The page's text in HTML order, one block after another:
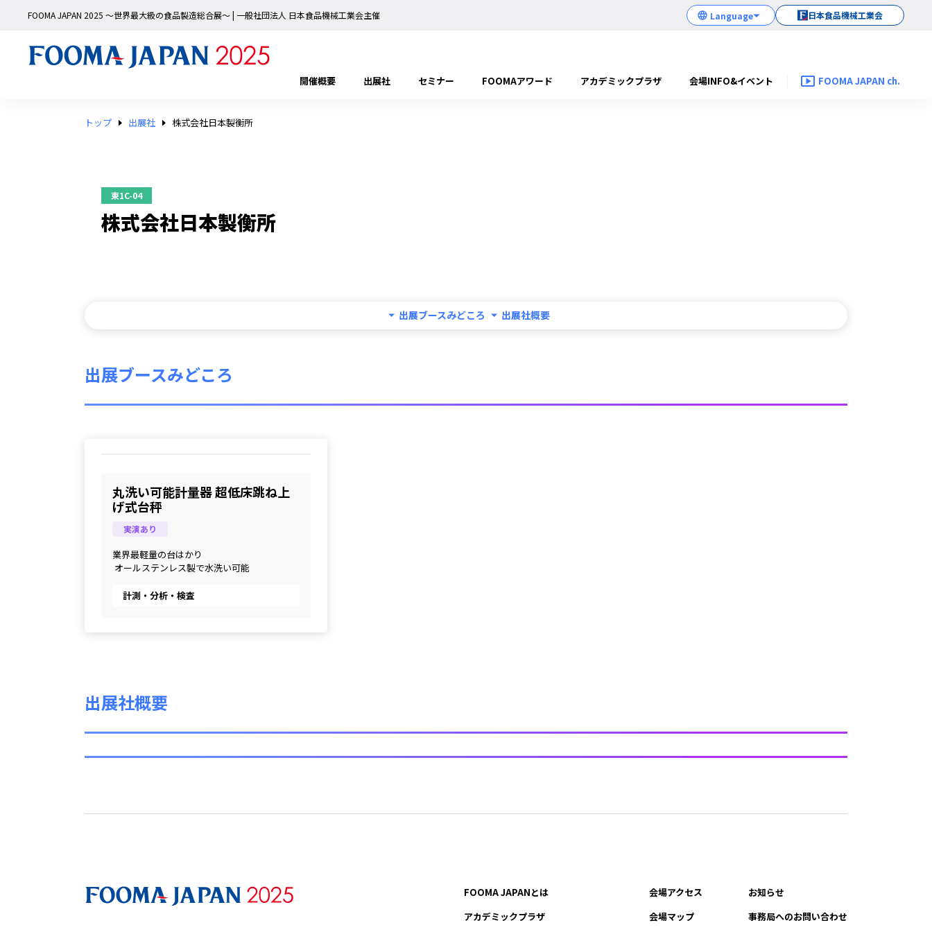
FOOMA JAPAN 2025 〜世界最大級の食品製造総合展〜 | 一般社団法人 日本食品機械工業会主催 日本食品機械工業会
開催概要 出展社 セミナー FOOMAアワード アカデミックプラザ 会場INFO&イベント FOOMA JAPAN ch.
トップ 出展社 株式会社日本製衡所
東1C-04
株式会社日本製衡所
出展ブースみどころ 出展社概要
出展ブースみどころ
丸洗い可能計量器 超低床跳ね上
げ式台秤
実演あり
業界最軽量の台はかり
オールステンレス製で水洗い可能
計測・分析・検査
出展社概要
FOOMA JAPANとは
アカデミックプラザ
会場アクセス
会場マップ
お知らせ
事務局へのお問い合わせ